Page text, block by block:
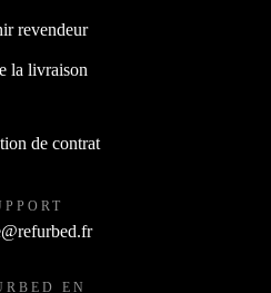
revendeur
la livraison
de contrat
EN